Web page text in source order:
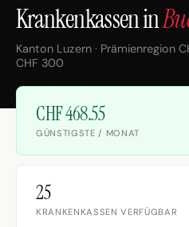
Krankenkassen in
Kanton Luzern · Prämienregion
CHF 300
CHF 468.55
GÜNSTIGSTE / MONAT
25
KRANKENKASSEN VERFÜGBAR